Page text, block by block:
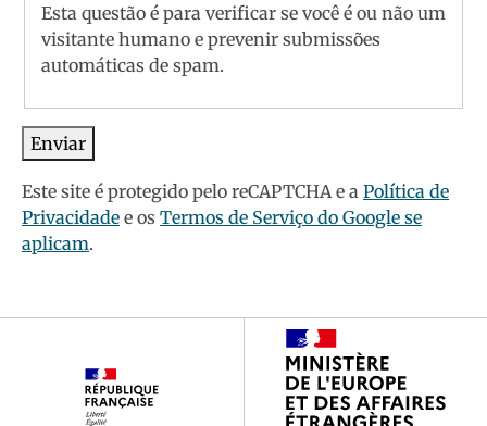
Esta questão é para verificar se você é ou não um
visitante humano e prevenir submissões
automáticas de spam.
Este site é protegido pelo reCAPTCHA e a Política de
Privacidade e os Termos de Serviço do Google se
aplicam.